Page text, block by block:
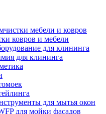
мебели и ковров
ковров и мебели
для клининга
для клининга
для мытья окон
для мойки фасадов